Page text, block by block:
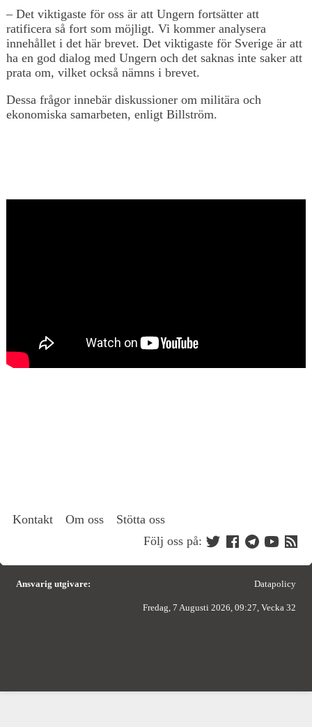
– Det viktigaste för oss är att Ungern fortsätter att
ratificera så fort som möjligt. Vi kommer analysera
innehållet i det här brevet. Det viktigaste för Sverige är att
ha en god dialog med Ungern och det saknas inte saker att
prata om, vilket också nämns i brevet.
Dessa frågor innebär diskussioner om militära och
ekonomiska samarbeten, enligt Billström.
Kontakt Om oss
Stötta oss
Följ oss på:
Ansvarig utgivare: Datapolicy
Fredag, 7 Augusti 2026, 09:27, Vecka 32